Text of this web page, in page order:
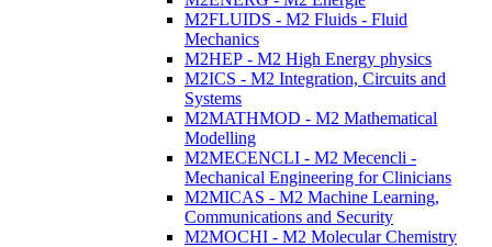
M2FLUIDS - M2 Fluids - Fluid
Mechanics
M2HEP - M2 High Energy physics
M2ICS - M2 Integration, Circuits and
Systems
M2MATHMOD - M2 Mathematical
Modelling
M2MECENCLI - M2 Mecencli -
Mechanical Engineering for Clinicians
M2MICAS - M2 Machine Learning,
Communications and Security
M2MOCHI - M2 Molecular Chemistry